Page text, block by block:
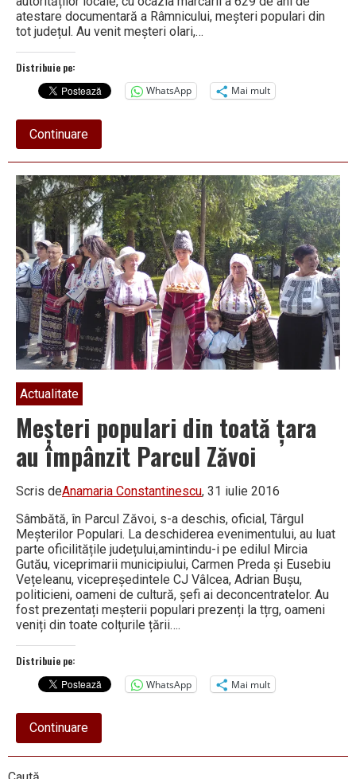
atestare documentară a Râmnicului, meșteri populari din
tot județul. Au venit meșteri olari,…
Distribuie pe:
WhatsApp
Mai mult
Continuareabout
Meșteri
din
județul,
prezenți
la
„Zilele
Râmnicului”
Actualitate
Meșteri populari din toată țara
au împânzit Parcul Zăvoi
Scris deAnamaria Constantinescu, 31 iulie 2016
Sâmbătă, în Parcul Zăvoi, s-a deschis, oficial, Târgul
Meșterilor Populari. La deschiderea evenimentului, au luat
parte oficilitățile județului,amintindu-i pe edilul Mircia
Gutău, viceprimarii municipiului, Carmen Preda și Eusebiu
Vețeleanu, vicepreședintele CJ Vâlcea, Adrian Bușu,
politicieni, oameni de cultură, șefi ai deconcentratelor. Au
fost prezentați meșterii populari prezenți la tțrg, oameni
veniți din toate colțurile țării….
Distribuie pe:
WhatsApp
Mai mult
Continuareabout
Meșteri
populari